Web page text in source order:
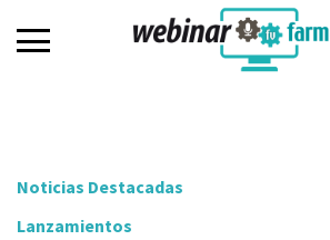
Noticias Destacadas
Lanzamientos